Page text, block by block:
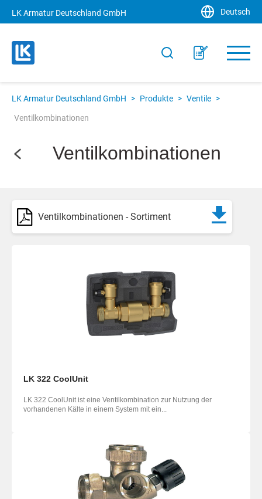
LK Armatur Deutschland GmbH Deutsch
LK Armatur Deutschland GmbH > Produkte > Ventile >
Ventilkombinationen
Ventilkombinationen
Ventilkombinationen - Sortiment
LK 322 CoolUnit
LK 322 CoolUnit ist eine Ventilkombination zur Nutzung der
vorhandenen Kälte in einem System mit ein...